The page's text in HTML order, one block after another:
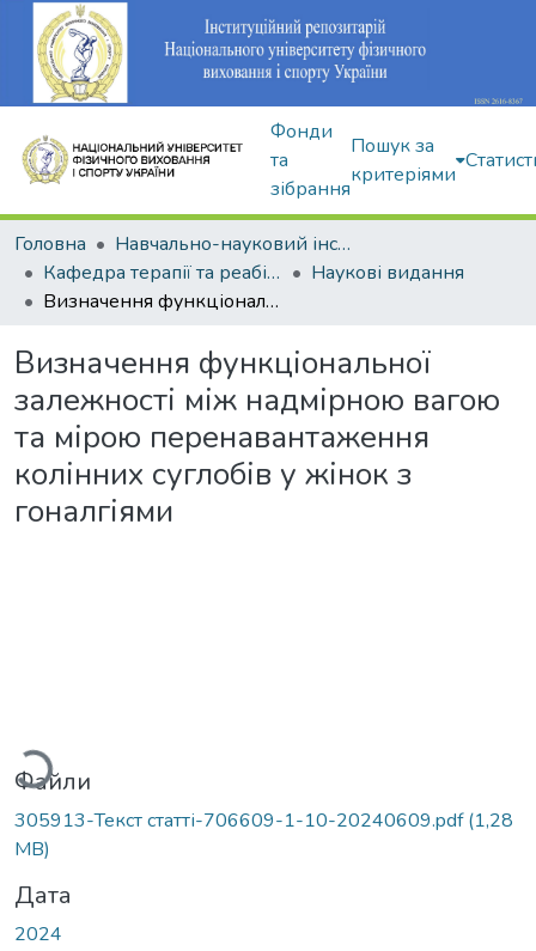
Фонди
та
зібрання
Пошук за
критеріями
Головна
Навчально-науковий інститут здоров'я, реабілітації та фізичного виховання
Кафедра терапії та реабілітації
Наукові видання
Визначення функціональної залежності між надмірною вагою та мірою перенавантаження колінних суглобів у жінок з гоналгіями
Визначення функціональної
залежності між надмірною вагою
та мірою перенавантаження
колінних суглобів у жінок з
гоналгіями
Файли
305913-Текст статті-706609-1-10-20240609.pdf(1,28
MB)
Дата
2024